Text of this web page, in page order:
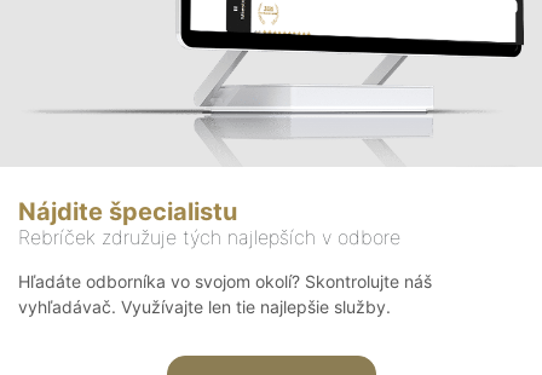
Nájdite špecialistu
Rebríček združuje tých najlepších v odbore
Hľadáte odborníka vo svojom okolí? Skontrolujte náš
vyhľadávač. Využívajte len tie najlepšie služby.